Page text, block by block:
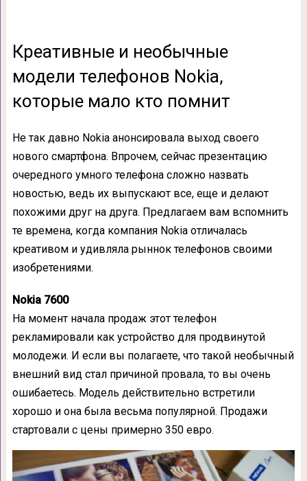
Креативные и необычные
модели телефонов Nokia,
которые мало кто помнит
Не так давно Nokia анонсировала выход своего
нового смартфона. Впрочем, сейчас презентацию
очередного умного телефона сложно назвать
новостью, ведь их выпускают все, еще и делают
похожими друг на друга. Предлагаем вам вспомнить
те времена, когда компания Nokia отличалась
креативом и удивляла рыннок телефонов своими
изобретениями.
Nokia 7600
На момент начала продаж этот телефон
рекламировали как устройство для продвинутой
молодежи. И если вы полагаете, что такой необычный
внешний вид стал причиной провала, то вы очень
ошибаетесь. Модель действительно встретили
хорошо и она была весьма популярной. Продажи
стартовали с цены примерно 350 евро.